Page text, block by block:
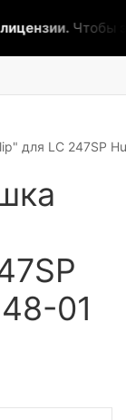
Чтобы
для LC 247SP
01